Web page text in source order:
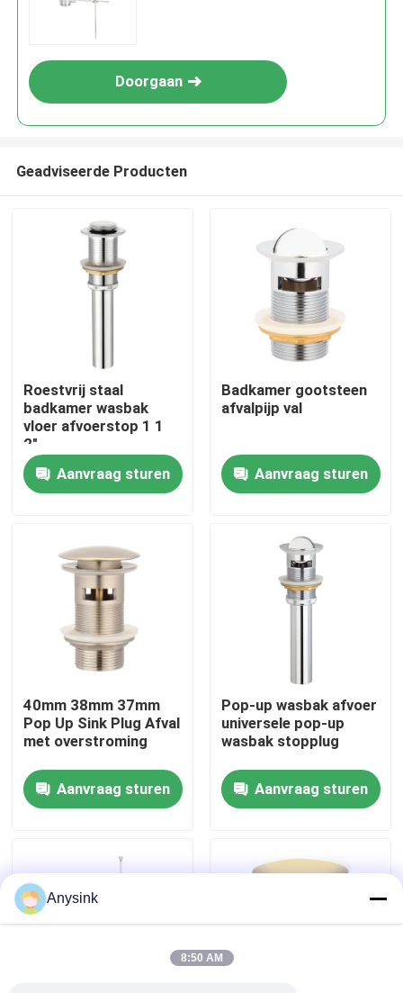
Thuis
Over ons
Fabrieksreis
Contacteer ons
Vraag een offerte aan
Bibcockklep
Doorgaan
Geadviseerde Producten
Roestvrij staal
badkamer wasbak
vloer afvoerstop 1 1
2"
Aanvraag sturen
Badkamer gootsteen
afvalpijp val
Aanvraag sturen
40mm 38mm 37mm
Pop Up Sink Plug Afval
met overstroming
Aanvraag sturen
Pop-up wasbak afvoer
universele pop-up
wasbak stopplug
Aanvraag sturen
Anysink
8:50 AM